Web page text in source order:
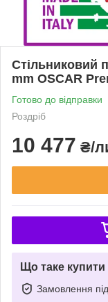
Стільниковий
mm OSCAR
Готово до відправки
Роздріб
10 477 ₴/
Що таке
Замовлення